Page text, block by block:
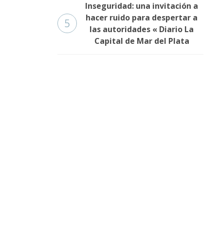
5
Inseguridad: una invitación a
hacer ruido para despertar a
las autoridades « Diario La
Capital de Mar del Plata